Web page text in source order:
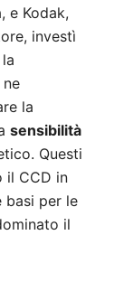
e Kodak,
investì
la
sensibilità
Questi
il CCD in
basi per le
il